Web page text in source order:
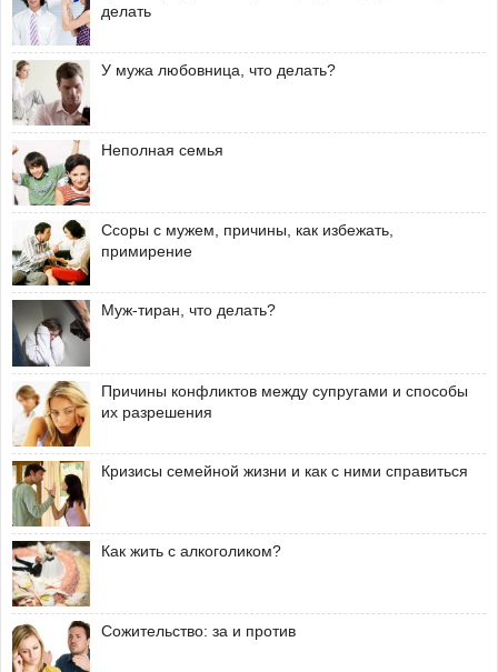
делать
У мужа любовница, что делать?
Неполная семья
Ссоры с мужем, причины, как избежать,
примирение
Муж-тиран, что делать?
Причины конфликтов между супругами и способы
их разрешения
Кризисы семейной жизни и как с ними справиться
Как жить с алкоголиком?
Сожительство: за и против